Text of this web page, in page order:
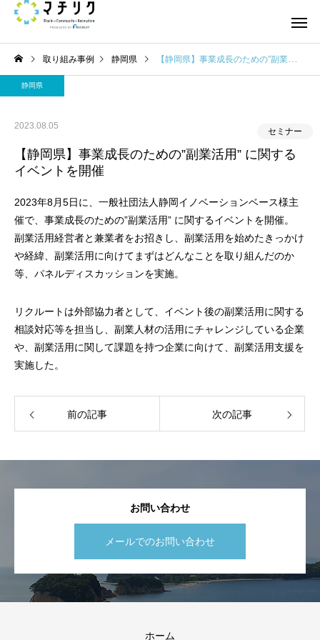
取り組み事例 静岡県 【静岡県】事業成長のための”副業活用” に関するイベントを開催
静岡県
2023.08.05
セミナー
【静岡県】事業成長のための”副業活用” に関する
イベントを開催
2023年8月5日に、一般社団法人静岡イノベーションベース様主
催で、事業成長のための”副業活用” に関するイベントを開催。
副業活用経営者と兼業者をお招きし、副業活用を始めたきっかけ
や経緯、副業活用に向けてまずはどんなことを取り組んだのか
等、パネルディスカッションを実施。
リクルートは外部協力者として、イベント後の副業活用に関する
相談対応等を担当し、副業人材の活用にチャレンジしている企業
や、副業活用に関して課題を持つ企業に向けて、副業活用支援を
実施した。
前の記事 次の記事
お問い合わせ
メールでのお問い合わせ
ホーム